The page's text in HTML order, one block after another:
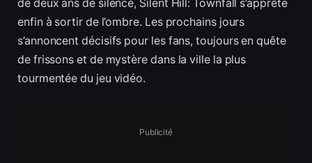
de deux ans de silence, Silent Hill: Townfall s’apprête
enfin à sortir de l’ombre. Les prochains jours
s’annoncent décisifs pour les fans, toujours en quête
de frissons et de mystère dans la ville la plus
tourmentée du jeu vidéo.
Publicité